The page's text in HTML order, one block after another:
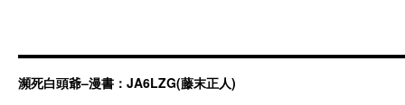
瀕死白頭爺–漫書：JA6LZG(藤末正人)